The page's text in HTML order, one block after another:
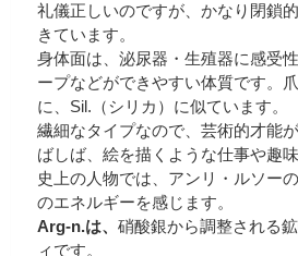
礼儀正しいのですが、かなり閉鎖
きています。
身体面は、泌尿器・生殖器に感受
ープなどができやすい体質です。
に、Sil.（シリカ）に似ています。
繊細なタイプなので、芸術的才能
ばしば、絵を描くような仕事や趣
史上の人物では、アンリ・ルソー
のエネルギーを感じます。
Arg-n.は、 硝酸銀から調整される
ィです。